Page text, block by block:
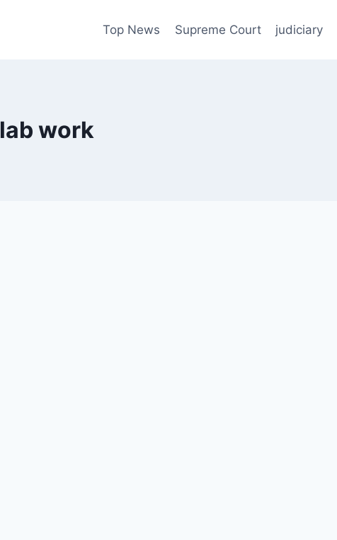
Top News Supreme Court judiciary
lab work